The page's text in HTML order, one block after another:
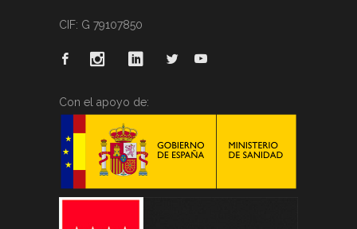
CIF: G 79107850
Con el apoyo de: